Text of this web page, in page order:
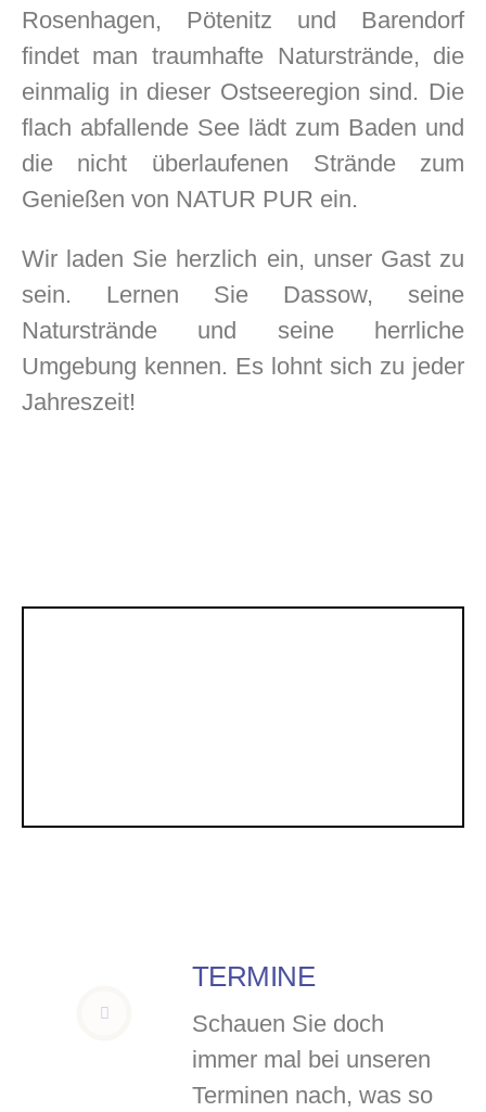
Rosenhagen, Pötenitz und Barendorf
findet man traumhafte Naturstrände, die
einmalig in dieser Ostseeregion sind. Die
flach abfallende See lädt zum Baden und
die nicht überlaufenen Strände zum
Genießen von NATUR PUR ein.
Wir laden Sie herzlich ein, unser Gast zu
sein. Lernen Sie Dassow, seine
Naturstrände und seine herrliche
Umgebung kennen. Es lohnt sich zu jeder
Jahreszeit!
TERMINE
Schauen Sie doch
immer mal bei unseren
Terminen nach, was so